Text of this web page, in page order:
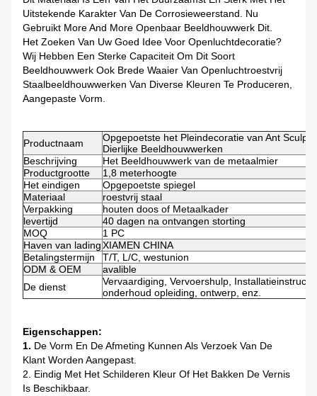
Uitstekende Karakter Van De Corrosieweerstand. Nu
Gebruikt More And More Openbaar Beeldhouwwerk Dit.
Het Zoeken Van Uw Goed Idee Voor Openluchtdecoratie?
Wij Hebben Een Sterke Capaciteit Om Dit Soort
Beeldhouwwerk Ook Brede Waaier Van Openluchtroestvrij
Staalbeeldhouwwerken Van Diverse Kleuren Te Produceren,
Aangepaste Vorm.
Productnaam
Opgepoetste het Pleindecoratie van Ant
Dierlijke Beeldhouwwerken
Beschrijving
Het Beeldhouwwerk van de metaalmier
Productgrootte
1,8 meterhoogte
Het eindigen
Opgepoetste spiegel
Materiaal
roestvrij staal
Verpakking
houten doos of Metaalkader
levertijd
40 dagen na ontvangen storting
MOQ
1 PC
Haven van ladingXIAMEN CHINA
Betalingstermijn
T/T, L/C, westunion
ODM & OEM
avalible
De dienst
Vervaardiging, Vervoershulp,
onderhoud opleiding, ontwerp, enz.
Eigenschappen:
1. De Vorm En De Afmeting Kunnen Als Verzoek Van De
Klant Worden Aangepast.
2. Eindig Met Het Schilderen Kleur Of Het Bakken De Vernis
Is Beschikbaar.